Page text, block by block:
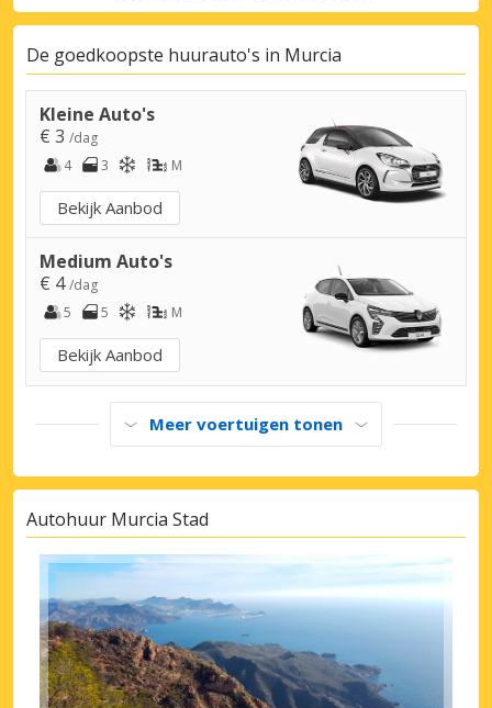
De goedkoopste huurauto's in Murcia
Kleine Auto's
€ 3 /dag
4
3 M
Bekijk Aanbod
Medium Auto's
€ 4/dag
5
5 M
Bekijk Aanbod
Meer voertuigen tonen
Autohuur Murcia Stad